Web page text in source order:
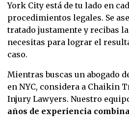
York City está de tu lado en
procedimientos legales. Se
tratado justamente y recibas
necesitas para lograr el
caso.
Mientras buscas un abogado
en NYC, considera a Chaikin
Injury Lawyers. Nuestro
años de experiencia